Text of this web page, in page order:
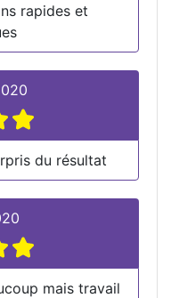
rapides et
du résultat
mais travail